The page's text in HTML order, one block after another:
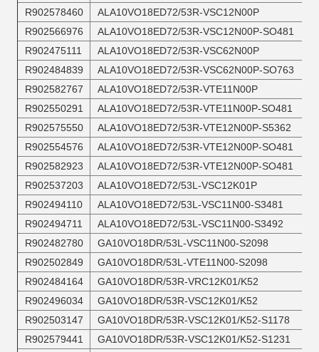
R902578460
ALA10VO18ED72/53R-VSC12N00P
R902566976
ALA10VO18ED72/53R-VSC12N00P-SO481
R902475111
ALA10VO18ED72/53R-VSC62N00P
R902484839
ALA10VO18ED72/53R-VSC62N00P-SO763
R902582767
ALA10VO18ED72/53R-VTE11N00P
R902550291
ALA10VO18ED72/53R-VTE11N00P-SO481
R902575550
ALA10VO18ED72/53R-VTE12N00P-S5362
R902554576
ALA10VO18ED72/53R-VTE12N00P-SO481
R902582923
ALA10VO18ED72/53R-VTE12N00P-SO481
R902537203
ALA10VO18ED72/53L-VSC12K01P
R902494110
ALA10VO18ED72/53L-VSC11N00-S3481
R902494711
ALA10VO18ED72/53L-VSC11N00-S3492
R902482780
GA10VO18DR/53L-VSC11N00-S2098
R902502849
GA10VO18DR/53L-VTE11N00-S2098
R902484164
GA10VO18DR/53R-VRC12K01/K52
R902496034
GA10VO18DR/53R-VSC12K01/K52
R902503147
GA10VO18DR/53R-VSC12K01/K52-S1178
R902579441
GA10VO18DR/53R-VSC12K01/K52-S1231